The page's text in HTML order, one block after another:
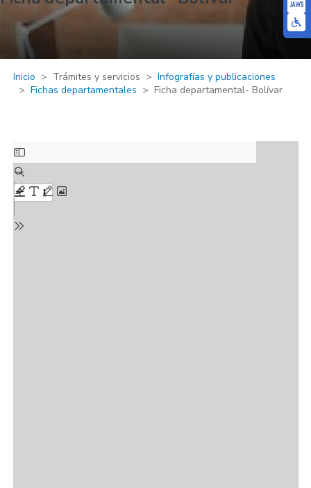
Inicio Trámites y servicios
Infografías y publicaciones
Fichas departamentales
Ficha departamental- Bolívar